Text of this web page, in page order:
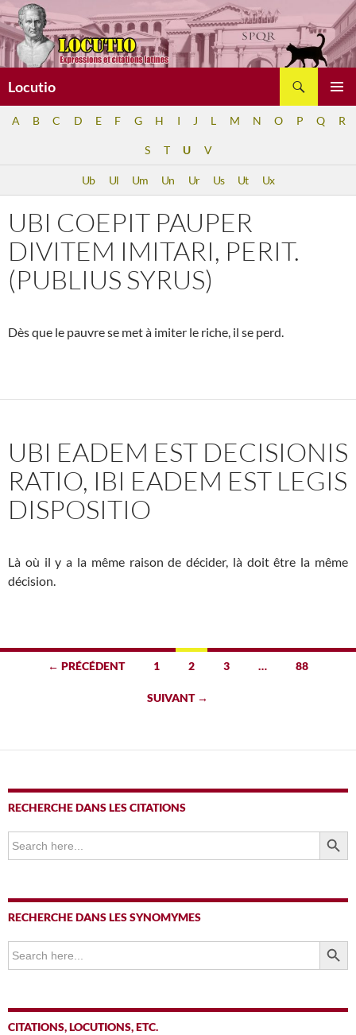
Aller
au
contenu
Locutio
A B C D E F G H I J L M N O P Q R
S T U V
Ub Ul Um Un Ur Us Ut Ux
UBI COEPIT PAUPER
DIVITEM IMITARI, PERIT.
(PUBLIUS SYRUS)
Dès que le pauvre se met à imiter le riche, il se perd.
UBI EADEM EST DECISIONIS
RATIO, IBI EADEM EST LEGIS
DISPOSITIO
Là où il y a la même raison de décider, là doit être la même
décision.
Navigation
← PRÉCÉDENT 1 2 3 … 88
SUIVANT →
RECHERCHE DANS LES CITATIONS
Search
for:
SEARCH
RECHERCHE DANS LES SYNOMYMES
Search
for:
SEARCH
CITATIONS, LOCUTIONS, ETC.